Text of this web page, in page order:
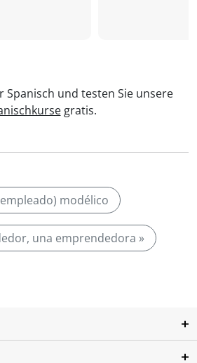
Spanisch und testen Sie unsere
gratis.
modélico
una emprendedora »